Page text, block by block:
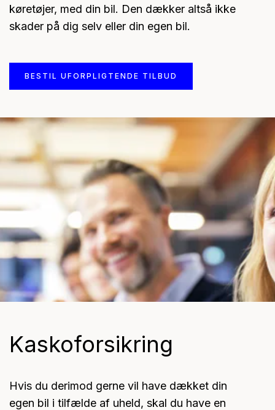
køretøjer, med din bil. Den dækker altså ikke
skader på dig selv eller din egen bil.
BESTIL UFORPLIGTENDE TILBUD
Kaskoforsikring
Hvis du derimod gerne vil have dækket din
egen bil i tilfælde af uheld, skal du have en